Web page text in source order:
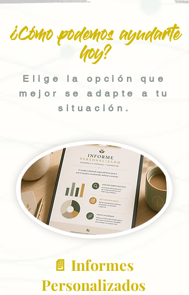
¿Cómo podemos ayudarte
hoy?
Elige la opción que
mejor se adapte a tu
situación.
📄 Informes
Personalizados